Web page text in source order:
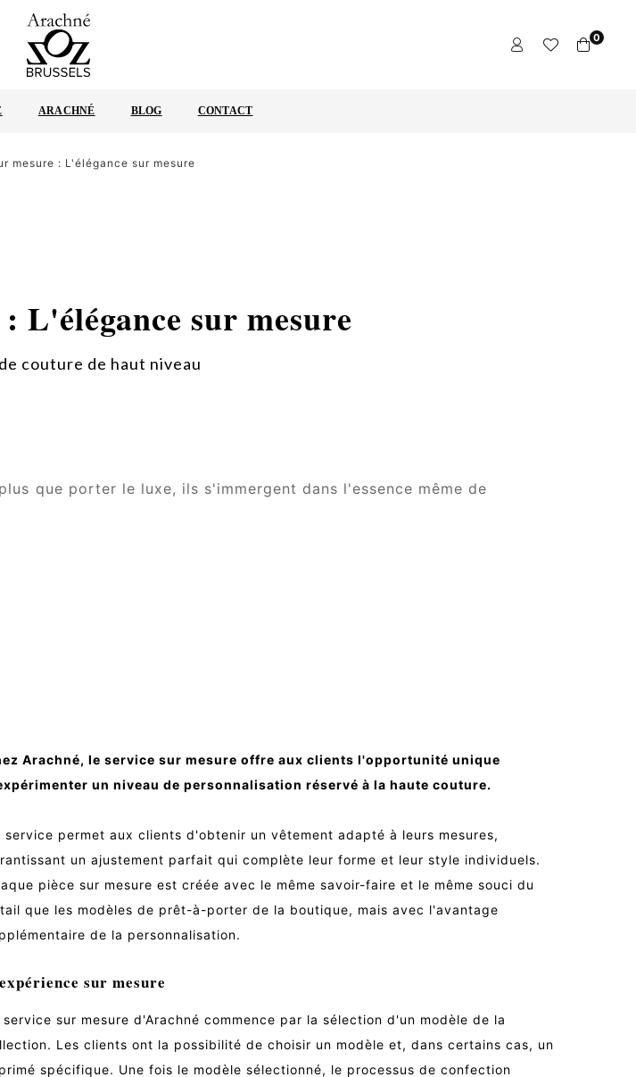
BRUXELLES
0
ARACHNÉ BLOG CONTACT
mesure : L'élégance sur mesure
L'élégance sur mesure
couture de haut niveau
que porter le luxe, ils s'immergent dans l'essence même de
Arachné, le service sur mesure offre aux clients l'opportunité unique
un niveau de personnalisation réservé à la haute couture.
service permet aux clients d'obtenir un vêtement adapté à leurs mesures,
un ajustement parfait qui complète leur forme et leur style individuels.
pièce sur mesure est créée avec le même savoir-faire et le même souci du
que les modèles de prêt-à-porter de la boutique, mais avec l'avantage
de la personnalisation.
sur mesure
service sur mesure d'Arachné commence par la sélection d'un modèle de la
Les clients ont la possibilité de choisir un modèle et, dans certains cas, un
spécifique. Une fois le modèle sélectionné, le processus de confection